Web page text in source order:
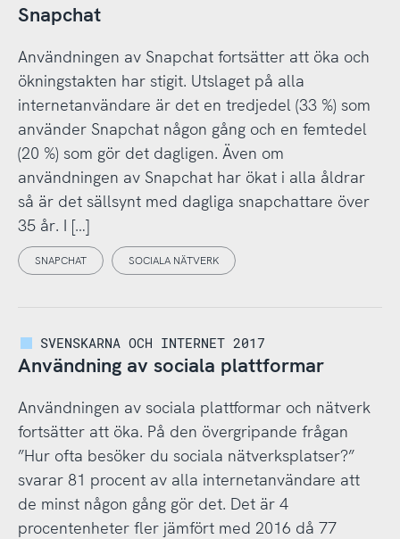
Snapchat
Användningen av Snapchat fortsätter att öka och
ökningstakten har stigit. Utslaget på alla
internetanvändare är det en tredjedel (33 %) som
använder Snapchat någon gång och en femtedel
(20 %) som gör det dagligen. Även om
användningen av Snapchat har ökat i alla åldrar
så är det sällsynt med dagliga snapchattare över
35 år. I […]
SNAPCHAT SOCIALA NÄTVERK
SVENSKARNA OCH INTERNET 2017
Användning av sociala plattformar
Användningen av sociala plattformar och nätverk
fortsätter att öka. På den övergripande frågan
”Hur ofta besöker du sociala nätverksplatser?”
svarar 81 procent av alla internetanvändare att
de minst någon gång gör det. Det är 4
procentenheter fler jämfört med 2016 då 77